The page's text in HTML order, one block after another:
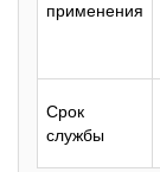
применения
Срок
службы